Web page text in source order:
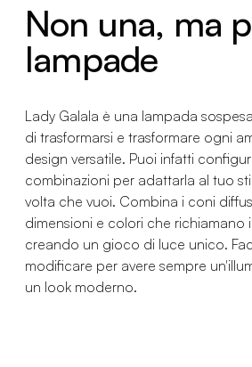
Non una, ma
lampade
Lady Galala è una lampada
di trasformarsi e trasformare ogni
design versatile. Puoi infatti
combinazioni per adattarla al tuo
volta che vuoi. Combina i coni
dimensioni e colori che richiamano
creando un gioco di luce unico.
modificare per avere sempre
un look moderno.